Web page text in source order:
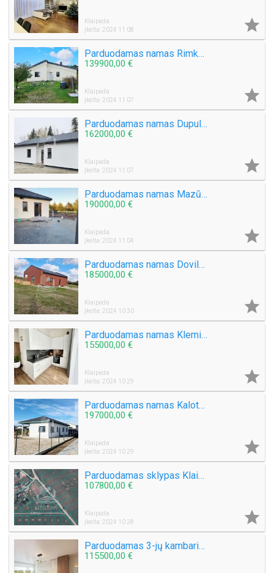
Klaipėda
Įkelta: 2024 11 08

Parduodamas namas Rimkų k.
139900,00 €
Klaipėda
Įkelta: 2024 11 07

Parduodamas namas Dupulčių k.
162000,00 €
Klaipėda
Įkelta: 2024 11 07

Parduodamas namas Mazūriškių k.
190000,00 €
Klaipėda
Įkelta: 2024 11 04

Parduodamas namas Dovilų mstl.
185000,00 €
Klaipėda
Įkelta: 2024 10 30

Parduodamas namas Klemiškės II k.
155000,00 €
Klaipėda
Įkelta: 2024 10 29

Parduodamas namas Kalotės k.
197000,00 €
Klaipėda
Įkelta: 2024 10 29

Parduodamas sklypas Klaipėdos m., Tauralaukyje
107800,00 €
Klaipėda
Įkelta: 2024 10 28

Parduodamas 3-jų kambarių butas Taikos pr.
115500,00 €